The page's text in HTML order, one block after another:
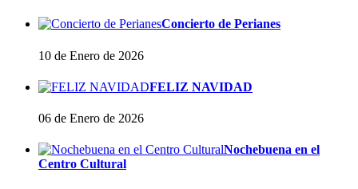
Concierto de Perianes
10 de Enero de 2026
FELIZ NAVIDAD
06 de Enero de 2026
Nochebuena en el
Centro Cultural